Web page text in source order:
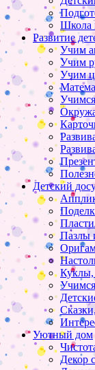
Школа
Развитие
Учим
Учим
Учим
Детский
Пазлы
Куклы,
Уютный дом
Декор